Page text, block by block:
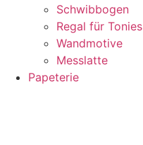
Schwibbogen
Regal für Tonies
Wandmotive
Messlatte
Papeterie